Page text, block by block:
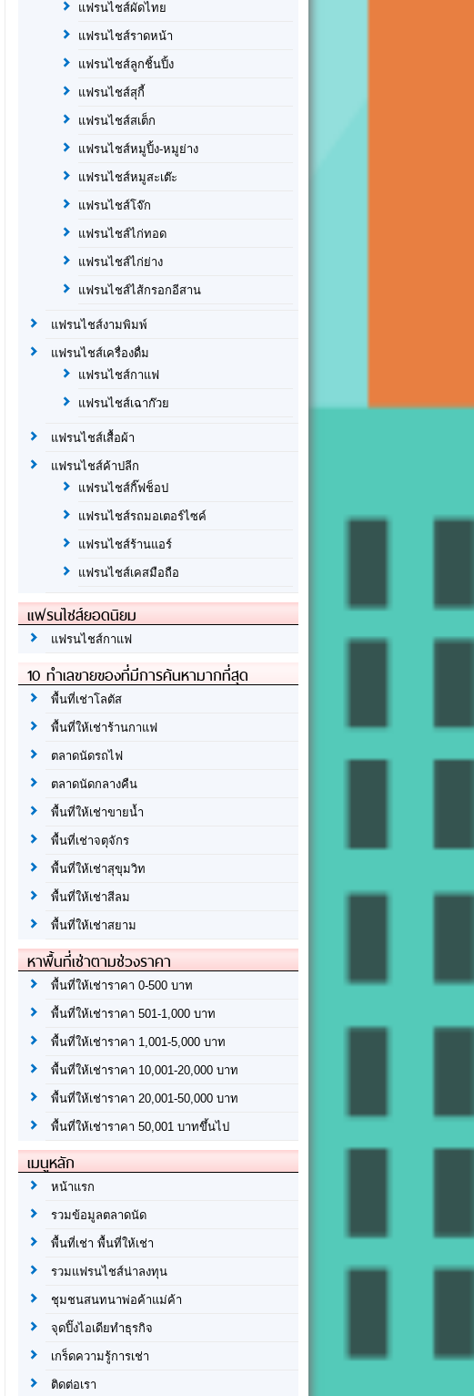
แฟรนไชส์ผัดไทย
แฟรนไชส์ราดหน้า
แฟรนไชส์ลูกชิ้นปิ้ง
แฟรนไชส์สุกี้
แฟรนไชส์สเต็ก
แฟรนไชส์หมูปิ้ง-หมูย่าง
แฟรนไชส์หมูสะเต๊ะ
แฟรนไชส์โจ๊ก
แฟรนไชส์ไก่ทอด
แฟรนไชส์ไก่ย่าง
แฟรนไชส์ไส้กรอกอีสาน
แฟรนไชส์งามพิมพ์
แฟรนไชส์เครื่องดื่ม
แฟรนไชส์กาแฟ
แฟรนไชส์เฉาก๊วย
แฟรนไชส์เสื้อผ้า
แฟรนไชส์ค้าปลีก
แฟรนไชส์กิ๊ฟช็อป
แฟรนไชส์รถมอเตอร์ไซค์
แฟรนไชส์ร้านแอร์
แฟรนไชส์เคสมือถือ
แฟรนไชส์ยอดนิยม
แฟรนไชส์กาแฟ
10 ทำเลขายของที่มีการค้นหามากที่สุด
พื้นที่เช่าโลตัส
พื้นที่ให้เช่าร้านกาแฟ
ตลาดนัดรถไฟ
ตลาดนัดกลางคืน
พื้นที่ให้เช่าขายน้ำ
พื้นที่เช่าจตุจักร
พื้นที่ให้เช่าสุขุมวิท
พื้นที่ให้เช่าสีลม
พื้นที่ให้เช่าสยาม
หาพื้นที่เช่าตามช่วงราคา
พื้นที่ให้เช่าราคา 0-500 บาท
พื้นที่ให้เช่าราคา 501-1,000 บาท
พื้นที่ให้เช่าราคา 1,001-5,000 บาท
พื้นที่ให้เช่าราคา 10,001-20,000 บาท
พื้นที่ให้เช่าราคา 20,001-50,000 บาท
พื้นที่ให้เช่าราคา 50,001 บาทขึ้นไป
เมนูหลัก
หน้าแรก
รวมข้อมูลตลาดนัด
พื้นที่เช่า พื้นที่ให้เช่า
รวมแฟรนไชส์น่าลงทุน
ชุมชนสนทนาพ่อค้าแม่ค้า
จุดปิ๊งไอเดียทำธุรกิจ
เกร็ดความรู้การเช่า
ติดต่อเรา